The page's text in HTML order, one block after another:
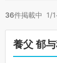
36件掲載中 1/1
養父 郁